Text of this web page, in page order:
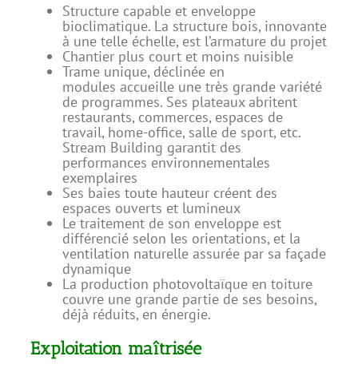
Structure capable et enveloppe
bioclimatique. La structure bois, innovante
à une telle échelle, est l’armature du projet
Chantier plus court et moins nuisible
Trame unique, déclinée en
modules accueille une très grande variété
de programmes. Ses plateaux abritent
restaurants, commerces, espaces de
travail, home-office, salle de sport, etc.
Stream Building garantit des
performances environnementales
exemplaires
Ses baies toute hauteur créent des
espaces ouverts et lumineux
Le traitement de son enveloppe est
différencié selon les orientations, et la
ventilation naturelle assurée par sa façade
dynamique
La production photovoltaïque en toiture
couvre une grande partie de ses besoins,
déjà réduits, en énergie.
Exploitation maîtrisée